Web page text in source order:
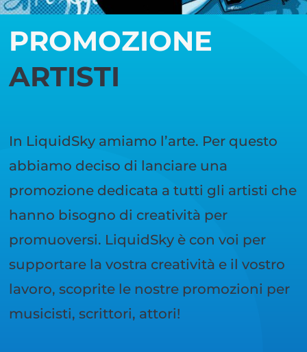
PROMOZIONE
ARTISTI
In LiquidSky amiamo l’arte. Per questo
abbiamo deciso di lanciare una
promozione dedicata a tutti gli artisti che
hanno bisogno di creatività per
promuoversi. LiquidSky è con voi per
supportare la vostra creatività e il vostro
lavoro, scoprite le nostre promozioni per
musicisti, scrittori, attori!